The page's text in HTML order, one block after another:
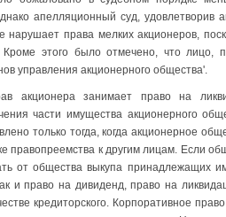
апел­ляционный суд, удовлетворив
права мелких акционеров,
этого было отмечено, что лицо,
управления акционерно­го общества'.
акционера занимает право на
части имущества акционерного
только тогда, ко­гда акционерное
правопреемства к другим лицам. Если
от общества выкупа принадлежащих
и право на дивиденд, право на
кредиторского. Корпоративное